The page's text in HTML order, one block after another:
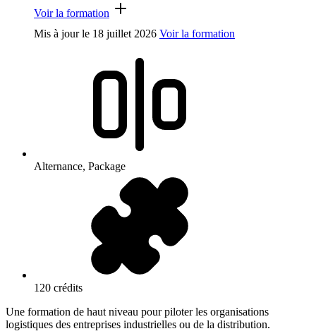
Voir la formation
Mis à jour le 18 juillet 2026 Voir la formation
Alternance, Package
120 crédits
Une formation de haut niveau pour piloter les organisations
logistiques des entreprises industrielles ou de la distribution.